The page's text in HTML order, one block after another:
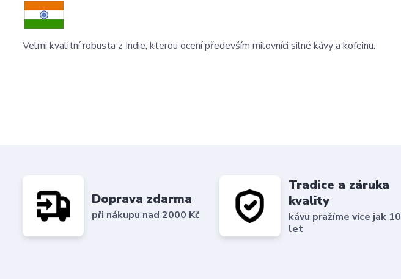
Velmi kvalitní robusta z Indie, kterou ocení především milovníci silné kávy a kofeinu.
Doprava zdarma
při nákupu nad 2000 Kč
Tradice a záruka
kvality
kávu pražíme více jak 10
let